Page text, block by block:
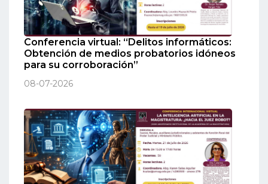
Conferencia virtual: “Delitos informáticos:
Obtención de medios probatorios idóneos
para su corroboración”
08-07-2026